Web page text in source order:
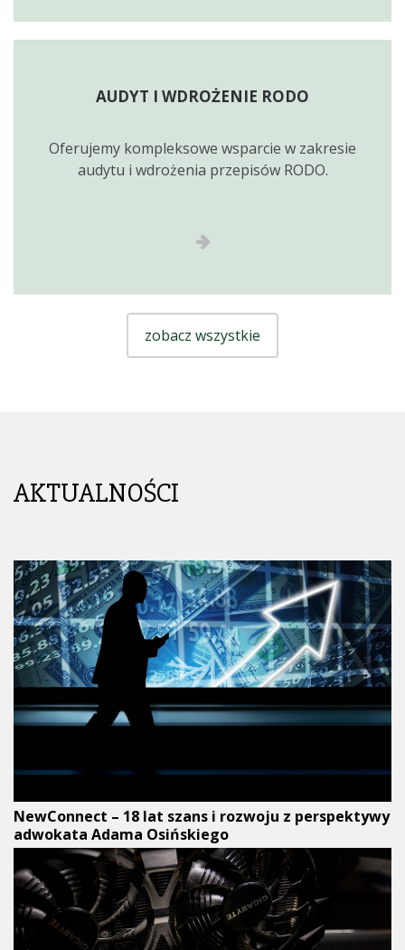
AUDYT I WDROŻENIE RODO
Oferujemy kompleksowe wsparcie w zakresie
audytu i wdrożenia przepisów RODO.
zobacz wszystkie
AKTUALNOŚCI
NewConnect – 18 lat szans i rozwoju z perspektywy
adwokata Adama Osińskiego